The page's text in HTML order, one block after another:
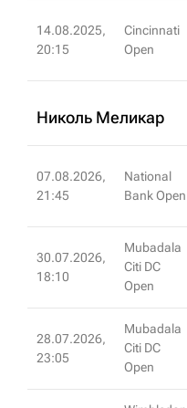
14.08.2025,
20:15
Cincinnati
Open
Николь Меликар
07.08.2026,
21:45
National
Bank Open
30.07.2026,
18:10
Mubadala
Citi DC
Open
28.07.2026,
23:05
Mubadala
Citi DC
Open